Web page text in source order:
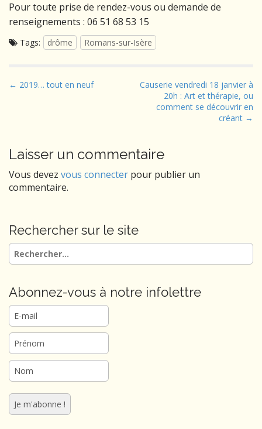
Pour toute prise de rendez-vous ou demande de
renseignements : 06 51 68 53 15
Tags: drôme Romans-sur-Isère
P
n
a
v
i
a
t
o
n
← 2019… tout en neuf
Causerie vendredi 18 janvier à
20h : Art et thérapie, ou
comment se découvrir en
créant →
Laisser un commentaire
Vous devez vous connecter pour publier un
commentaire.
Rechercher sur le site
Rechercher :
Abonnez-vous à notre infolettre